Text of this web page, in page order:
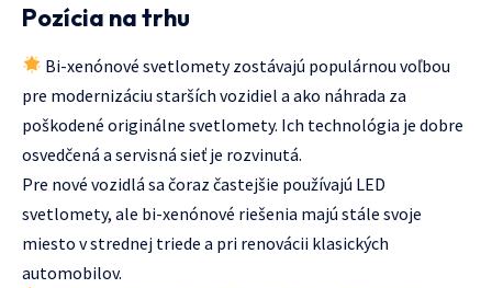
Pozícia na trhu
Bi-xenónové svetlomety zostávajú populárnou voľbou
pre modernizáciu starších vozidiel a ako náhrada za
poškodené originálne svetlomety. Ich technológia je dobre
osvedčená a servisná sieť je rozvinutá.
Pre nové vozidlá sa čoraz častejšie používajú LED
svetlomety, ale bi-xenónové riešenia majú stále svoje
miesto v strednej triede a pri renovácii klasických
automobilov.